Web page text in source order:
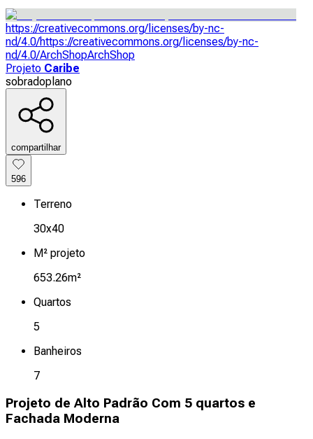
https://creativecommons.org/licenses/by-nc-
nd/4.0/https://creativecommons.org/licenses/by-nc-
nd/4.0/ArchShopArchShop
Projeto Caribe
sobradoplano
compartilhar
596
Terreno
30x40
M² projeto
653.26m²
Quartos
5
Banheiros
7
Projeto de Alto Padrão Com 5 quartos e
Fachada Moderna